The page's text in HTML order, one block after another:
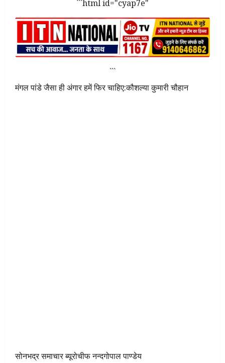
```html id="cyap7e"
```
मंगल पांडे जैसा ही अंगार हमें फिर चाहिए:कौशल्या कुमारी चौहान
सोनभद्र समाचार ब्यूरोचीफ नन्दगोपाल पाण्डेय